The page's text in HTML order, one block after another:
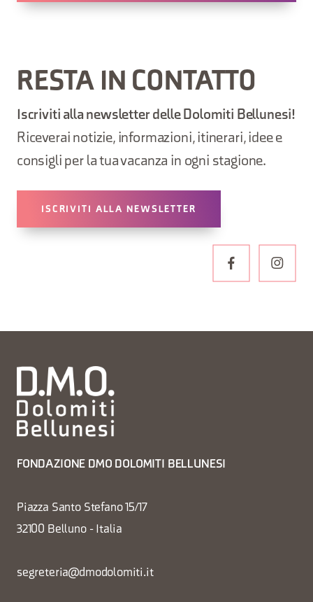
RESTA IN CONTATTO
Iscriviti alla newsletter delle Dolomiti Bellunesi!
Riceverai notizie, informazioni, itinerari, idee e
consigli per la tua vacanza in ogni stagione.
ISCRIVITI ALLA NEWSLETTER
FONDAZIONE DMO DOLOMITI BELLUNESI
Piazza Santo Stefano 15/17
32100 Belluno - Italia
segreteria@dmodolomiti.it